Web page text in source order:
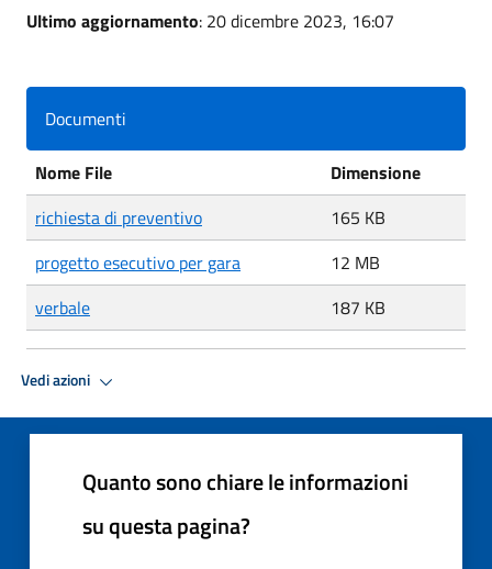
Ultimo aggiornamento: 20 dicembre 2023, 16:07
Documenti
Nome File
Dimensione
richiesta di preventivo
165 KB
progetto esecutivo per gara
12 MB
verbale
187 KB
Vedi azioni
Quanto sono chiare le informazioni
su questa pagina?